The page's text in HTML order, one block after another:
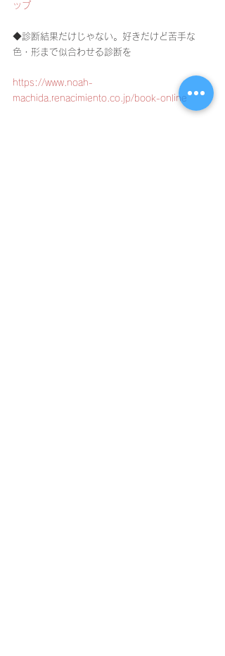
ップ
◆診断結果だけじゃない。好きだけど苦手な
色・形まで似合わせる診断を
https://www.noah-
machida.renacimiento.co.jp/book-online